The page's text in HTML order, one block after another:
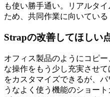
も使い勝手通い。リアルタ
ため、共同作業に向いている
Strapの改善してほしい
オフィス製品のようにコピ
な操作をもう少し充実させ
をカスタマイズできるが、
うなよく使う機能のショー